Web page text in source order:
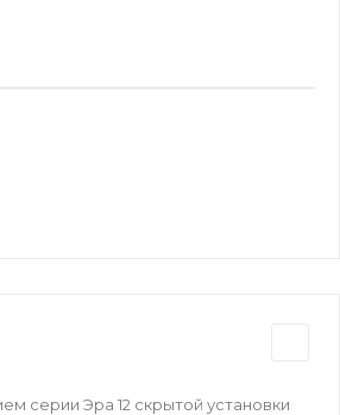
серии Эра 12 скрытой установки